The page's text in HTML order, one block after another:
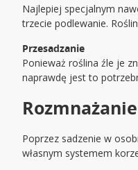
Najlepiej specjalnym
trzecie podlewanie.
Przesadzanie
Ponieważ roślina źle je
naprawdę jest to
Rozmnażanie
Poprzez sadzenie w
własnym systemem